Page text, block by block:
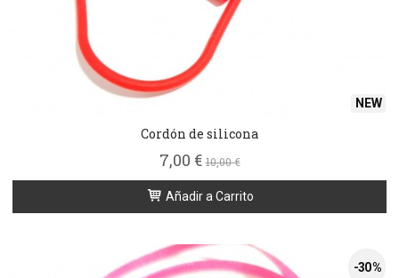
NEW
Cordón de silicona
7,00 €10,00 €
Añadir a Carrito
-30 %